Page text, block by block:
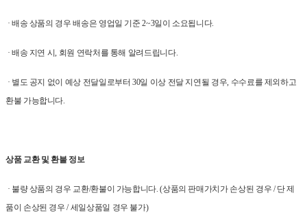
· 배송 상품의 경우 배송은 영업일 기준 2~3일이 소요됩니다.
· 배송 지연 시, 회원 연락처를 통해 알려드립니다.
· 별도 공지 없이 예상 전달일로부터 30일 이상 전달 지연될 경우, 수수료를 제외하고
환불 가능합니다.
상품 교환 및 환불 정보
· 불량 상품의 경우 교환/환불이 가능합니다. (상품의 판매가치가 손상된 경우 / 단 제
품이 손상된 경우 / 세일상품일 경우 불가)